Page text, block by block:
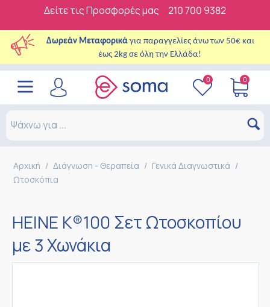
Δείτε τις Προσφορές μας 210 700 9382
Δωρεάν Μεταφορικά για παραγγελίες άνω των 50€ και
έως 2kg σε όλη την Ελλάδα!
0 0
Αρχική / Διάγνωση - Θεραπεία / Γενικά Διαγνωστικά /
Ωτοσκόπια
HEINE K®100 Σετ Ωτοσκοπίου
με 3 Χωνάκια